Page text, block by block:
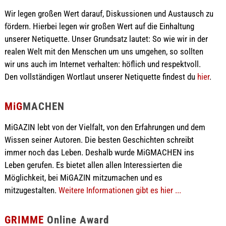
Wir legen großen Wert darauf, Diskussionen und Austausch zu
fördern. Hierbei legen wir großen Wert auf die Einhaltung
unserer Netiquette. Unser Grundsatz lautet: So wie wir in der
realen Welt mit den Menschen um uns umgehen, so sollten
wir uns auch im Internet verhalten: höflich und respektvoll.
Den vollständigen Wortlaut unserer Netiquette findest du hier.
MiGMACHEN
MiGAZIN lebt von der Vielfalt, von den Erfahrungen und dem
Wissen seiner Autoren. Die besten Geschichten schreibt
immer noch das Leben. Deshalb wurde MiGMACHEN ins
Leben gerufen. Es bietet allen allen Interessierten die
Möglichkeit, bei MiGAZIN mitzumachen und es
mitzugestalten. Weitere Informationen gibt es hier ...
GRIMME Online Award